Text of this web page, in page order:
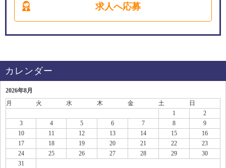
求人へ応募
カレンダー
2026年8月
月
火 水 木 金 土
日
1
2
3
4 5 6 7 8
9
10
11 12 13 14 15
16
17
18 19 20 21 22
23
24
25 26 27 28 29
30
31